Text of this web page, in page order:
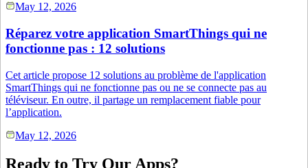
May 12, 2026
Réparez votre application SmartThings qui ne
fonctionne pas : 12 solutions
Cet article propose 12 solutions au problème de l'application
SmartThings qui ne fonctionne pas ou ne se connecte pas au
téléviseur. En outre, il partage un remplacement fiable pour
l’application.
May 12, 2026
Ready to Try Our Apps?